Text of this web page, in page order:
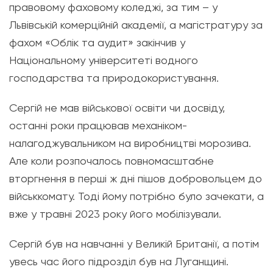
правовому фаховому коледжі, за тим – у
Львівській комерційній академії, а магістратуру за
фахом «Облік та аудит» закінчив у
Національному університеті водного
господарства та природокористування.
Сергій не мав військової освіти чи досвіду,
останні роки працював механіком-
налагоджувальником на виробництві морозива.
Але коли розпочалось повномасштабне
вторгнення в перші ж дні пішов добровольцем до
військкомату. Тоді йому потрібно було зачекати, а
вже у травні 2023 року його мобілізували.
Сергій був на навчанні у Великій Британії, а потім
увесь час його підрозділ був на Луганщині.